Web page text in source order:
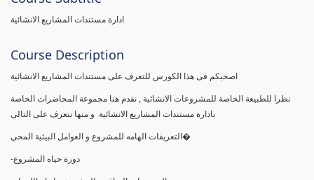
ادارة مستندات المشاريع الانشائية
Course Description
نظرا للطبيعة الخاصة للمشروعات الانشائية , نقدم هنا مجموعة المحاضرات الخاصة
التعريفات الهامه للمشروع و العوامل البيئية المحي�